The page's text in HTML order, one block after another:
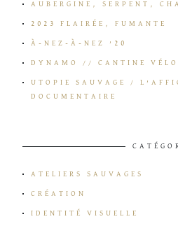
AUBERGINE, SERPENT,
2023 FLAIRÉE, FUMANTE
À-NEZ-À-NEZ ’20
DYNAMO // CANTINE VÉLO
UTOPIE SAUVAGE /
DOCUMENTAIRE
ATELIERS SAUVAGES
CRÉATION
IDENTITÉ VISUELLE